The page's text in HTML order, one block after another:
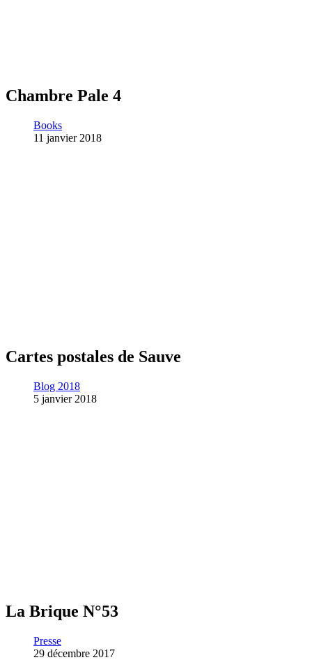
Chambre Pale 4
Books
11 janvier 2018
Cartes postales de Sauve
Blog 2018
5 janvier 2018
La Brique N°53
Presse
29 décembre 2017